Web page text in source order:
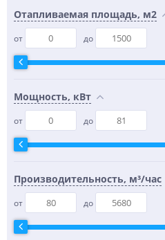
Отапливаемая площадь, м2
от до
Мощность, кВт
от до
Производительность, м³/час
от до